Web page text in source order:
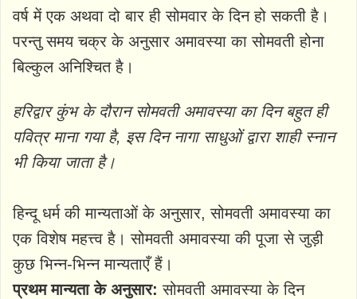
वर्ष में एक अथवा दो बार ही सोमवार के दिन हो सकती है।
परन्तु समय चक्र के अनुसार अमावस्या का सोमवती होना
बिल्कुल अनिश्चित है।
हरिद्वार कुंभ के दौरान सोमवती अमावस्या का दिन बहुत ही
पवित्र माना गया है, इस दिन नागा साधुओं द्वारा शाही स्नान
भी किया जाता है।
हिन्दू धर्म की मान्यताओं के अनुसार, सोमवती अमावस्या का
एक विशेष महत्त्व है। सोमवती अमावस्या की पूजा से जुड़ी
कुछ भिन्न-भिन्न मान्यताएँ हैं।
प्रथम मान्यता के अनुसार: सोमवती अमावस्या के दिन